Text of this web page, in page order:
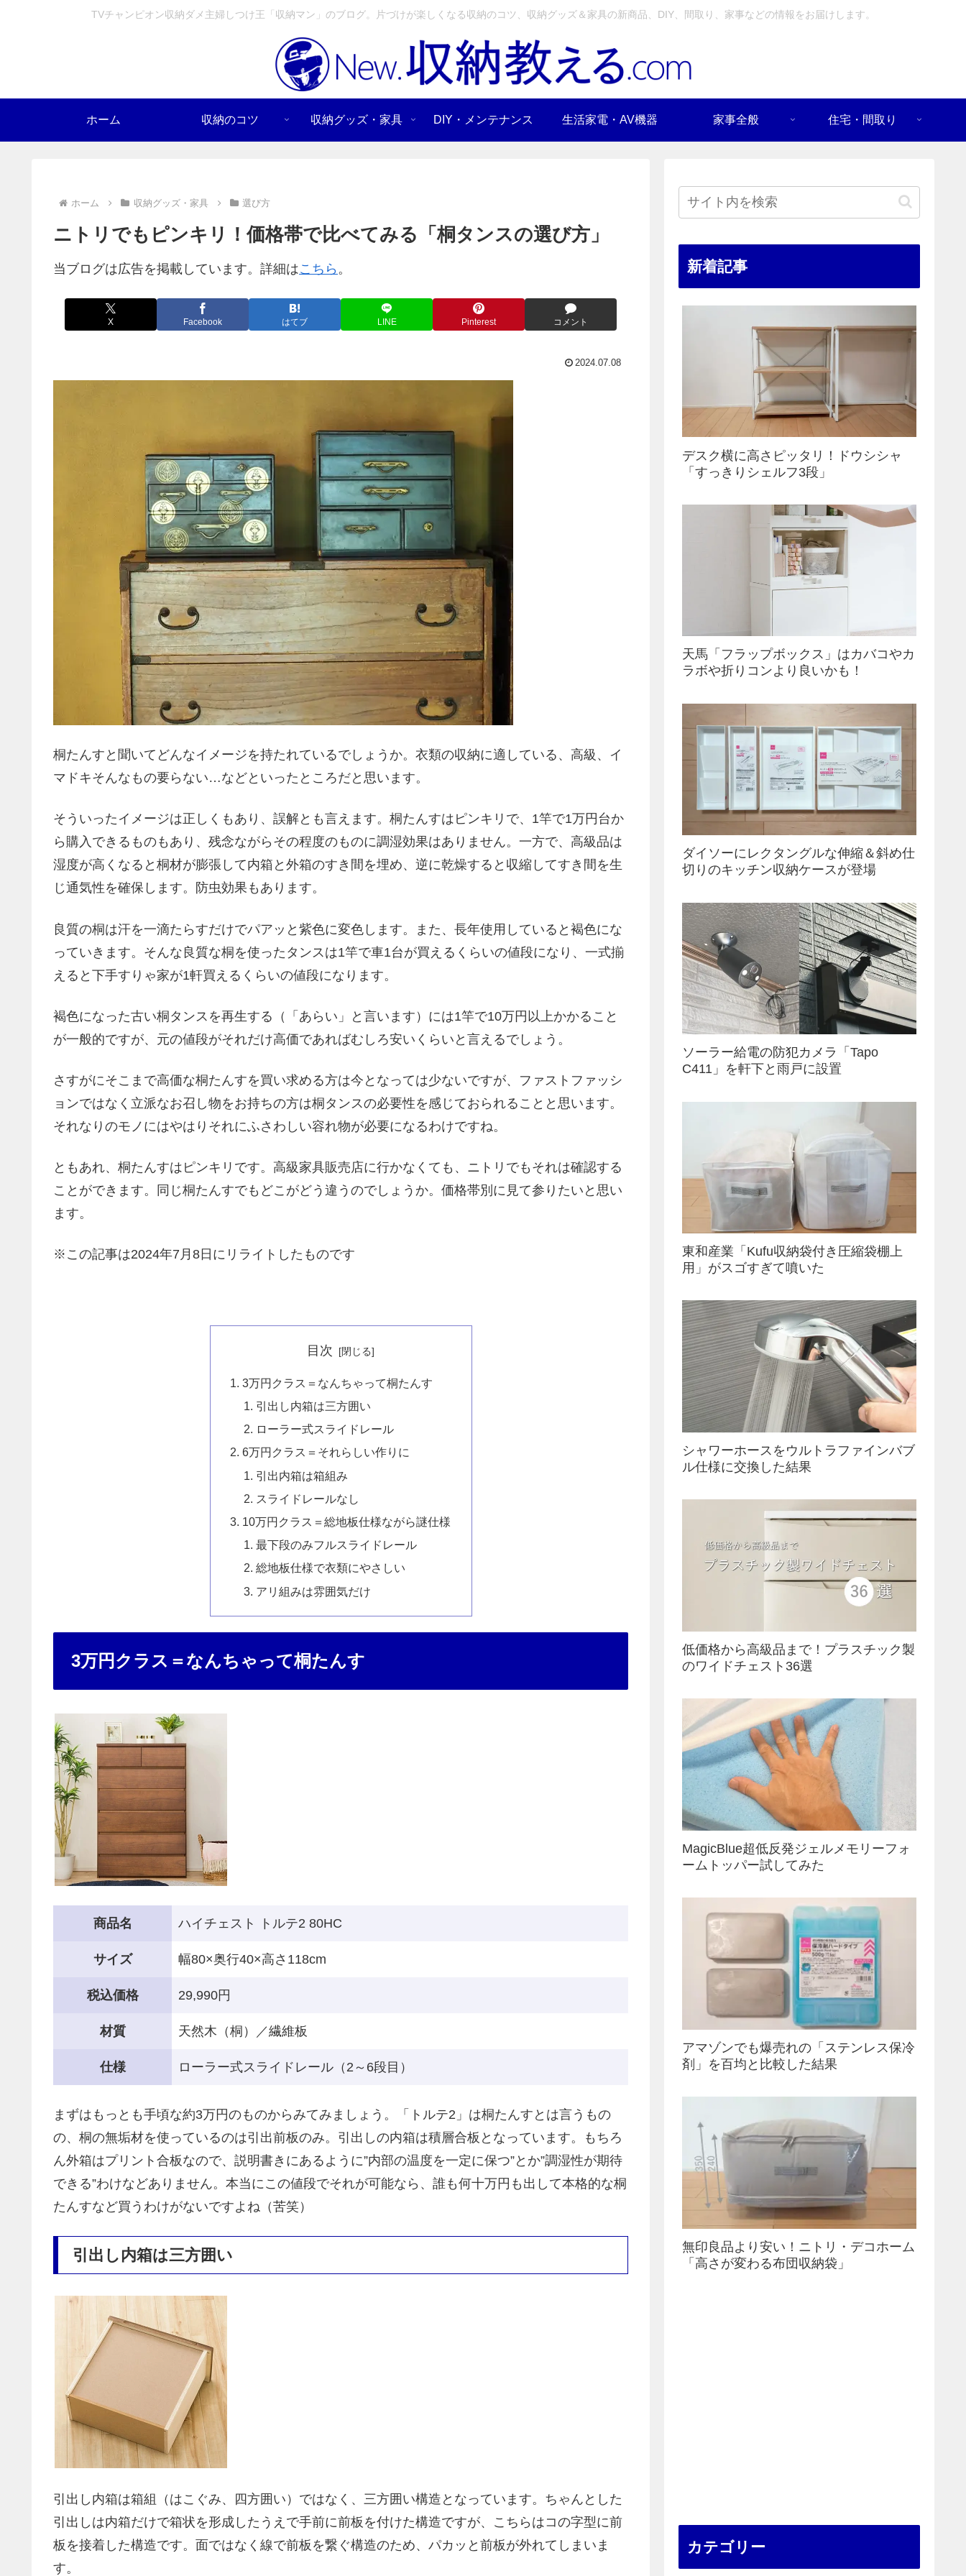
TVチャンピオン収納ダメ主婦しつけ王「収納マン」のブログ。片づけが楽しくなる収納のコツ、収納グッズ＆家具の新商品、DIY、間取り、家事などの情報をお届けします。
ホーム 収納のコツ 収納グッズ・家具 DIY・メンテナンス 生活家電・AV機器 家事全般 住宅・間取り
ホーム 収納グッズ・家具 選び方
ニトリでもピンキリ！価格帯で比べてみる「桐タンスの選び方」
当ブログは広告を掲載しています。詳細はこちら 。
X Facebook はてブ LINE Pinterest コメント
2024.07.08
桐たんすと聞いてどんなイメージを持たれているでしょうか。衣類の収納に適している、高級、イ
マドキそんなもの要らない…などといったところだと思います。
そういったイメージは正しくもあり、誤解とも言えます。桐たんすはピンキリで、1竿で1万円台か
ら購入できるものもあり、残念ながらその程度のものに調湿効果はありません。一方で、高級品は
湿度が高くなると桐材が膨張して内箱と外箱のすき間を埋め、逆に乾燥すると収縮してすき間を生
じ通気性を確保します。防虫効果もあります。
良質の桐は汗を一滴たらすだけでパアッと紫色に変色します。また、長年使用していると褐色にな
っていきます。そんな良質な桐を使ったタンスは1竿で車1台が買えるくらいの値段になり、一式揃
えると下手すりゃ家が1軒買えるくらいの値段になります。
褐色になった古い桐タンスを再生する（「あらい」と言います）には1竿で10万円以上かかること
が一般的ですが、元の値段がそれだけ高価であればむしろ安いくらいと言えるでしょう。
さすがにそこまで高価な桐たんすを買い求める方は今となっては少ないですが、ファストファッシ
ョンではなく立派なお召し物をお持ちの方は桐タンスの必要性を感じておられることと思います。
それなりのモノにはやはりそれにふさわしい容れ物が必要になるわけですね。
ともあれ、桐たんすはピンキリです。高級家具販売店に行かなくても、ニトリでもそれは確認する
ことができます。同じ桐たんすでもどこがどう違うのでしょうか。価格帯別に見て参りたいと思い
ます。
※この記事は2024年7月8日にリライトしたものです
目次
3万円クラス＝なんちゃって桐たんす
引出し内箱は三方囲い
ローラー式スライドレール
6万円クラス＝それらしい作りに
引出内箱は箱組み
スライドレールなし
10万円クラス＝総地板仕様ながら謎仕様
最下段のみフルスライドレール
総地板仕様で衣類にやさしい
アリ組みは雰囲気だけ
3万円クラス＝なんちゃって桐たんす
商品名 ハイチェスト トルテ2 80HC
サイズ 幅80×奥行40×高さ118cm
税込価格 29,990円
材質 天然木（桐）／繊維板
仕様 ローラー式スライドレール（2～6段目）
まずはもっとも手頃な約3万円のものからみてみましょう。「トルテ2」は桐たんすとは言うもの
の、桐の無垢材を使っているのは引出前板のみ。引出しの内箱は積層合板となっています。もちろ
ん外箱はプリント合板なので、説明書きにあるように”内部の温度を一定に保つ”とか”調湿性が期待
できる”わけなどありません。本当にこの値段でそれが可能なら、誰も何十万円も出して本格的な桐
たんすなど買うわけがないですよね（苦笑）
引出し内箱は三方囲い
引出し内箱は箱組（はこぐみ、四方囲い）ではなく、三方囲い構造となっています。ちゃんとした
引出しは内箱だけで箱状を形成したうえで手前に前板を付けた構造ですが、こちらはコの字型に前
板を接着した構造です。面ではなく線で前板を繋ぐ構造のため、パカッと前板が外れてしまいま
す。
新着記事
デスク横に高さピッタリ！ドウシシャ
「すっきりシェルフ3段」
天馬「フラップボックス」はカバコやカ
ラボや折りコンより良いかも！
ダイソーにレクタングルな伸縮＆斜め仕
切りのキッチン収納ケースが登場
ソーラー給電の防犯カメラ「Tapo
C411」を軒下と雨戸に設置
東和産業「Kufu収納袋付き圧縮袋棚上
用」がスゴすぎて噴いた
シャワーホースをウルトラファインバブ
ル仕様に交換した結果
低価格から高級品まで！プラスチック製
のワイドチェスト36選
MagicBlue超低反発ジェルメモリーフォ
ームトッパー試してみた
アマゾンでも爆売れの「ステンレス保冷
剤」を百均と比較した結果
無印良品より安い！ニトリ・デコホーム
「高さが変わる布団収納袋」
カテゴリー